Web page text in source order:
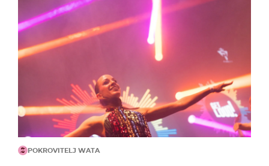
POKROVITELJ WATA